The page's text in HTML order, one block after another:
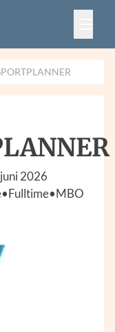
2026
•Fulltime•MBO